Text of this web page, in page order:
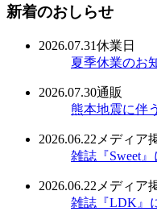
新着のおしらせ
2026.07.31休業日
夏季休業のお
2026.07.30通販
熊本地震に伴
2026.06.22 メディア
雑誌『Sweet
2026.06.22 メディア
雑誌『LDK』